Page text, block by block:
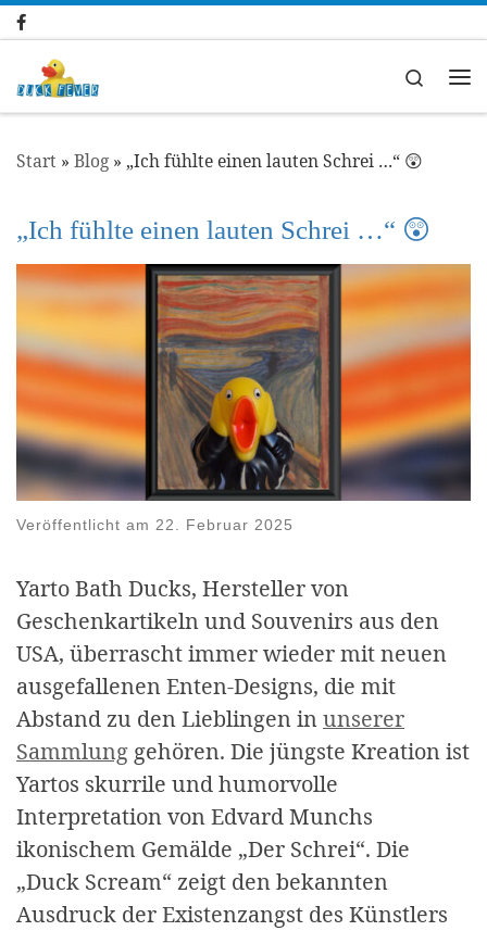
Zum Inhalt springen
Search
Start » Blog » „Ich fühlte einen lauten Schrei …“ 😲
„Ich fühlte einen lauten Schrei …“ 😲
Veröffentlicht am 22. Februar 2025
Yarto Bath Ducks, Hersteller von
Geschenkartikeln und Souvenirs aus den
USA, überrascht immer wieder mit neuen
ausgefallenen Enten-Designs, die mit
Abstand zu den Lieblingen inunserer
Sammlung gehören. Die jüngste Kreation ist
Yartos skurrile und humorvolle
Interpretation von Edvard Munchs
ikonischem Gemälde „Der Schrei“. Die
„Duck Scream“ zeigt den bekannten
Ausdruck der Existenzangst des Künstlers